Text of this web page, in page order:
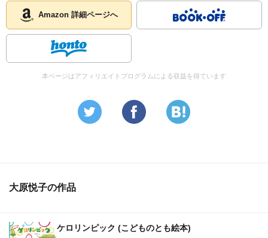
Amazon 詳細ページへ
本ページはアフィリエイトプログラムによる収益を得ています
大原悦子の作品
ケロリンピック (こどものとも絵本)